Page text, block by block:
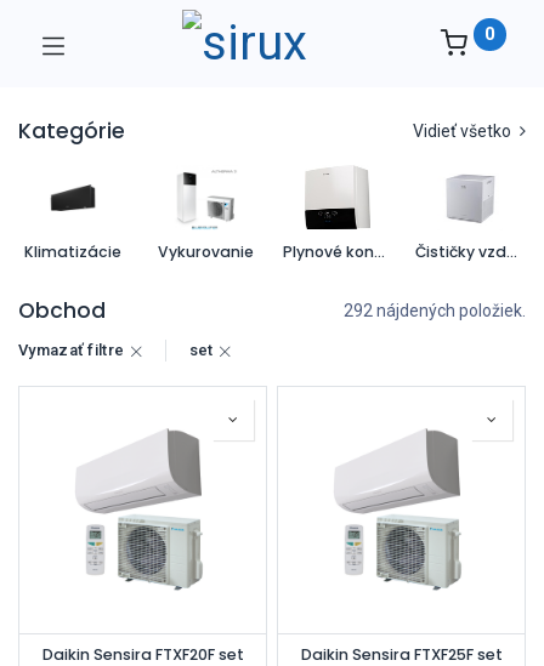
0
Kategórie Vidieť všetko
Klimatizácie Vykurovanie Plynové kondenzačné kotly Čističky vzduchu
Obchod 292 nájdených položiek.
Vymazať filtre set
Daikin Sensira FTXF20F set Daikin Sensira FTXF25F set